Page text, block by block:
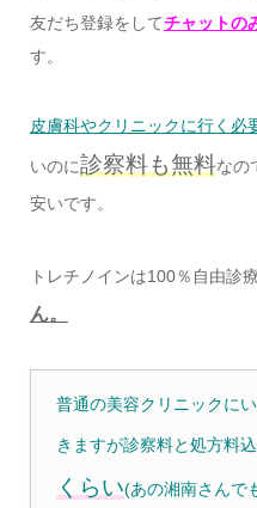
友だち登録をしてチャットの
す。
皮膚科やクリニックに行く必
いのに診察料も無料なの
安いです。
トレチノインは100％自由診
ん。
普通の美容クリニックに
きますが診察料と処方料
くらい(あの湘南さんで